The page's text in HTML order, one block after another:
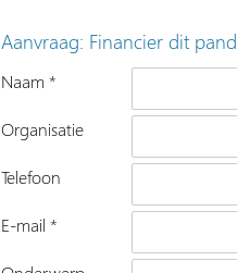
Aanvraag: Financier dit pand
Naam *
Organisatie
Telefoon
E-mail *